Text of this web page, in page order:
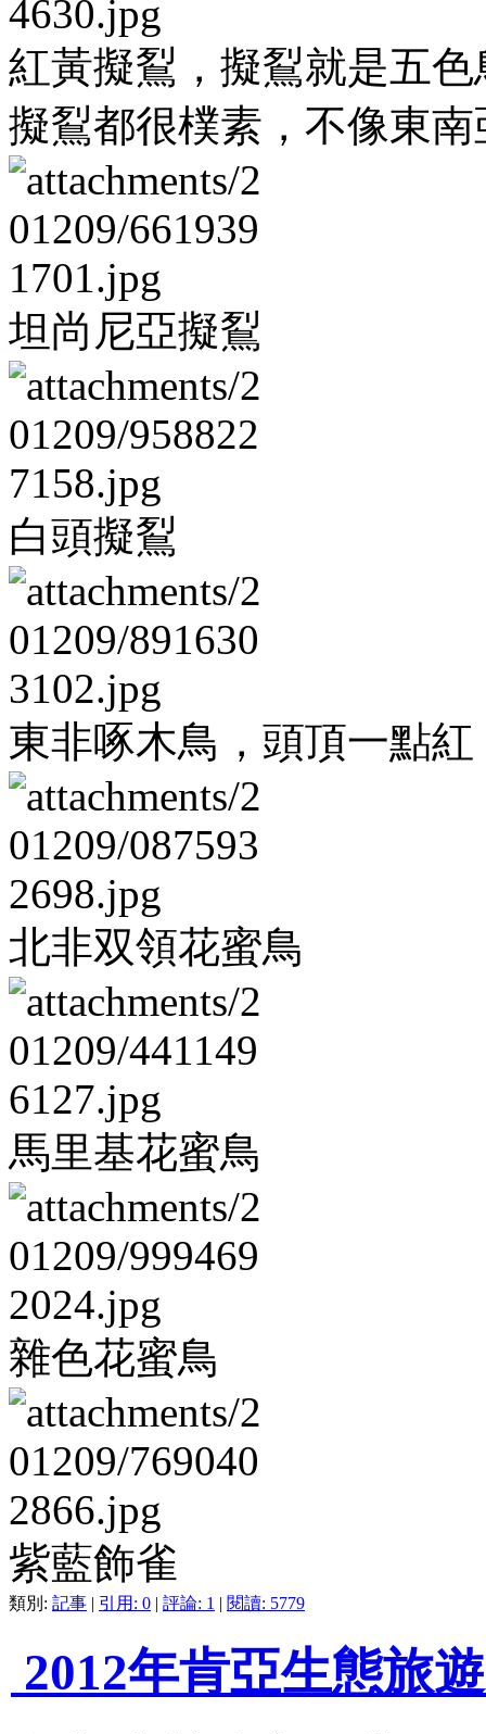
紅黃擬鴷，擬鴷就是五
擬鴷都很樸素，不像東
坦尚尼亞擬鴷
白頭擬鴷
東非啄木鳥，頭頂一點紅
北非双領花蜜鳥
馬里基花蜜鳥
雜色花蜜鳥
紫藍飾雀
類別: 記事 | 引用: 0 | 評論: 1 | 閱讀: 5779
2012年肯亞生態旅